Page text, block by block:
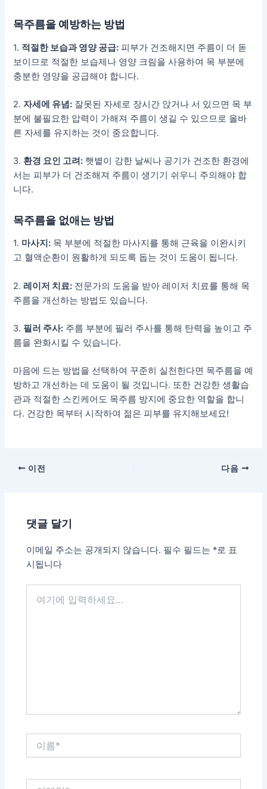
목주름을 예방하는 방법
1. 적절한 보습과 영양 공급: 피부가 건조해지면 주름이 더 돋
보이므로 적절한 보습제나 영양 크림을 사용하여 목 부분에
충분한 영양을 공급해야 합니다.
2.자세에 유념: 잘못된 자세로 장시간 앉거나 서 있으면 목 부
분에 불필요한 압력이 가해져 주름이 생길 수 있으므로 올바
른 자세를 유지하는 것이 중요합니다.
3. 환경 요인 고려: 햇볕이 강한 날씨나 공기가 건조한 환경에
서는 피부가 더 건조해져 주름이 생기기 쉬우니 주의해야 합
니다.
목주름을 없애는 방법
1. 마사지: 목 부분에 적절한 마사지를 통해 근육을 이완시키
고 혈액순환이 원활하게 되도록 돕는 것이 도움이 됩니다.
2.레이저 치료: 전문가의 도움을 받아 레이저 치료를 통해 목
주름을 개선하는 방법도 있습니다.
3. 필러 주사: 주름 부분에 필러 주사를 통해 탄력을 높이고 주
름을 완화시킬 수 있습니다.
마음에 드는 방법을 선택하여 꾸준히 실천한다면 목주름을 예
방하고 개선하는 데 도움이 될 것입니다. 또한 건강한 생활습
관과 적절한 스킨케어도 목주름 방지에 중요한 역할을 합니
다. 건강한 목부터 시작하여 젊은 피부를 유지해보세요!
이전 다음
댓글 달기
이메일 주소는 공개되지 않습니다. 필수 필드는 *로 표
시됩니다